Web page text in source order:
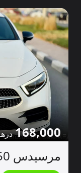
168,000
مرسيدس CLS450 للبيع